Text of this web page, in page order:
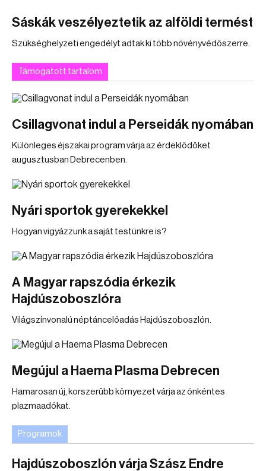
Sáskák veszélyeztetik az alföldi termést
Szükséghelyzeti engedélyt adtak ki több növényvédőszerre.
Támogatott tartalom
Csillagvonat indul a Perseidák nyomában
Különleges éjszakai program várja az érdeklődőket
augusztusban Debrecenben.
Nyári sportok gyerekekkel
Hogyan vigyázzunk a saját testünkre is?
A Magyar rapszódia érkezik
Hajdúszoboszlóra
Világszínvonalú néptáncelőadás Hajdúszoboszlón.
Megújul a Haema Plasma Debrecen
Hamarosan új, korszerűbb környezet várja az önkéntes
plazmaadókat.
Programok
Hajdúszoboszlón várja Szász Endre